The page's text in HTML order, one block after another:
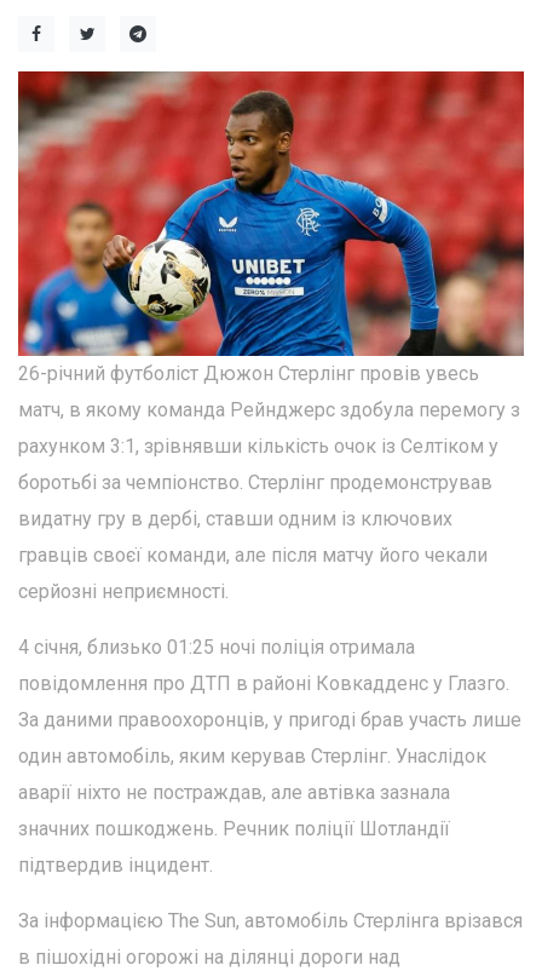
26-річний футболіст Дюжон Стерлінг провів увесь
матч, в якому команда Рейнджерс здобула перемогу з
рахунком 3:1, зрівнявши кількість очок із Селтіком у
боротьбі за чемпіонство. Стерлінг продемонстрував
видатну гру в дербі, ставши одним із ключових
гравців своєї команди, але після матчу його чекали
серйозні неприємності.
4 січня, близько 01:25 ночі поліція отримала
повідомлення про ДТП в районі Ковкадденс у Глазго.
За даними правоохоронців, у пригоді брав участь лише
один автомобіль, яким керував Стерлінг. Унаслідок
аварії ніхто не постраждав, але автівка зазнала
значних пошкоджень. Речник поліції Шотландії
підтвердив інцидент.
За інформацією The Sun, автомобіль Стерлінга врізався
в пішохідні огорожі на ділянці дороги над